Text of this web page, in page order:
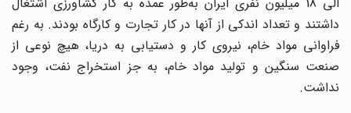
داشتند و تعداد اندکی از آنها در کار تجارت و کارگاه بودند. به رغم
فراوانی مواد خام، نیروی کار و دستیابی به دریا، هیچ نوعی از
صنعت سنگین و تولید مواد خام، به جز استخراج نفت، وجود
نداشت.